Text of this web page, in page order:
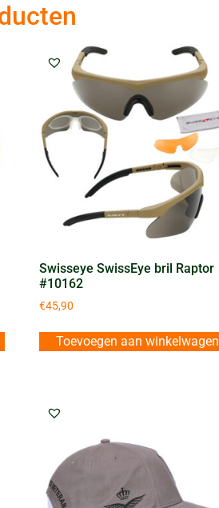
Swisseye SwissEye bril Raptor
#10162
€45,90
Toevoegen aan winkelwagen